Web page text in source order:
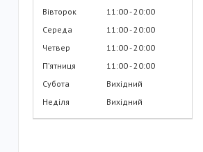
Вівторок
11:00 20:00
Середа
11:00 20:00
Четвер
11:00 20:00
Пʼятниця
11:00 20:00
Субота
Вихідний
Неділя
Вихідний